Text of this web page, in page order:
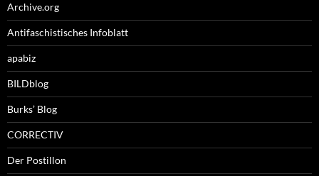
Archive.org
Antifaschistisches Infoblatt
apabiz
BILDblog
Burks’ Blog
CORRECTIV
Der Postillon